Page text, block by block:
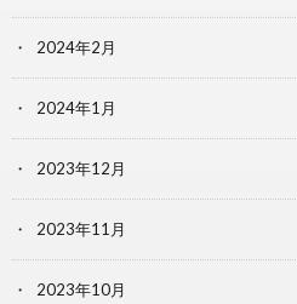
2024年2月
2024年1月
2023年12月
2023年11月
2023年10月